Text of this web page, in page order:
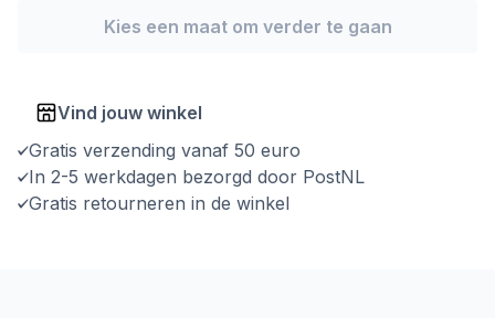
Kies een maat om verder te gaan
Vind jouw winkel
Gratis verzending vanaf 50 euro
In 2-5 werkdagen bezorgd door PostNL
Gratis retourneren in de winkel